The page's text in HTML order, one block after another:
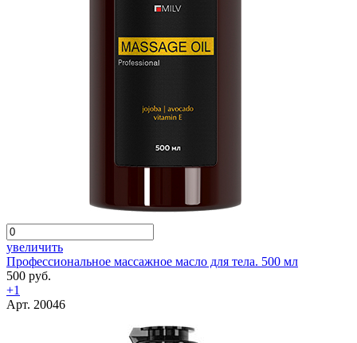
увеличить
Профессиональное массажное масло для тела. 500 мл
500 руб.
+1
Арт. 20046